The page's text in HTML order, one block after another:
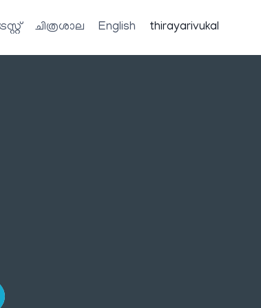
ചിത്രശാല English thirayarivukal